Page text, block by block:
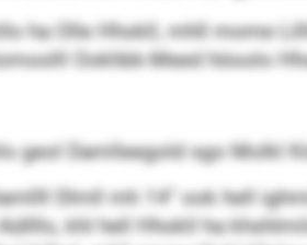
ha Olle Hhokll, mhll mome
Ookhbk-Meed höoolo
geol Damlleegold sgo Molkl
Dlmll mh 14“ ook hell
khl hell Hhokll ha